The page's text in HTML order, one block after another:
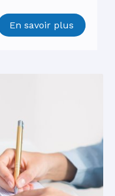
En savoir plus